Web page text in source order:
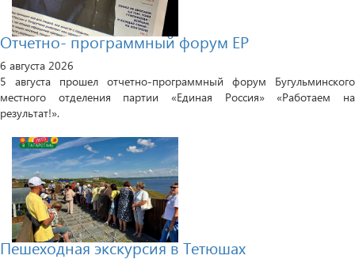
Отчетно- программный форум ЕР
6 августа 2026
5 августа прошел отчетно-программный форум Бугульминского
местного отделения партии «Единая Россия» «Работаем на
результат!».
Пешеходная экскурсия в Тетюшах